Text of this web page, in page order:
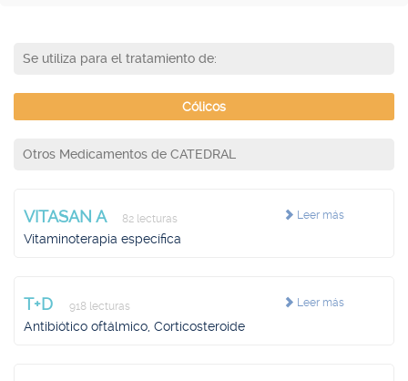
Se utiliza para el tratamiento de:
Cólicos
Otros Medicamentos de CATEDRAL
Leer más
VITASAN A 82 lecturas
Vitaminoterapia específica
Leer más
T+D 918 lecturas
Antibiótico oftálmico, Corticosteroide